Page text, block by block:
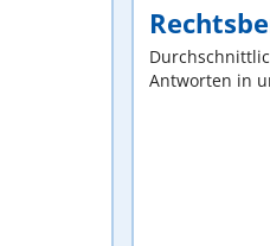
Antworten in